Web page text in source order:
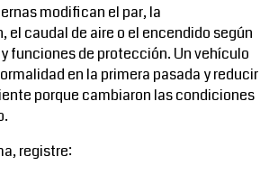
modifican el par, la
el caudal de aire o el encendido según
funciones de protección. Un vehículo
en la primera pasada y reducir
porque cambiaron las condiciones
registre: